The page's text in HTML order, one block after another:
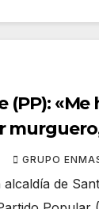
(PP):
como
GRUPO
alcaldía de